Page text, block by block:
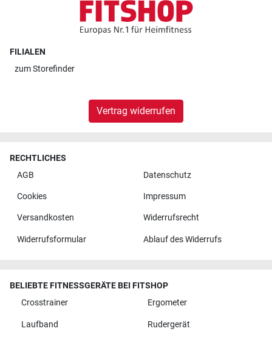
FILIALEN
zumStorefinder
Vertrag widerrufen
RECHTLICHES
AGB
Datenschutz
Cookies Impressum
Versandkosten Widerrufsrecht
Widerrufsformular Ablauf des Widerrufs
BELIEBTE FITNESSGERÄTE BEI FITSHOP
Crosstrainer
Ergometer
Laufband Rudergerät